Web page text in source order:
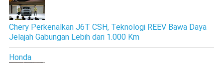
Chery Perkenalkan J6T CSH, Teknologi REEV Bawa Daya
Jelajah Gabungan Lebih dari 1.000 Km
Honda